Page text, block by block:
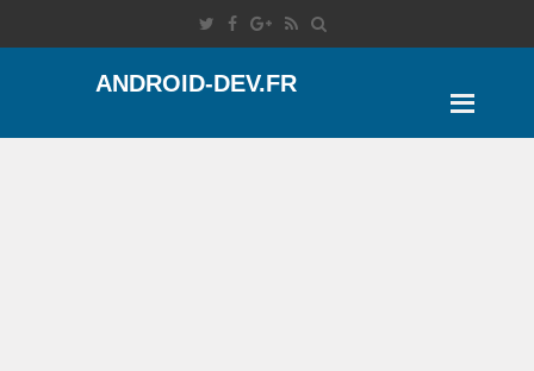
ANDROID-DEV.FR